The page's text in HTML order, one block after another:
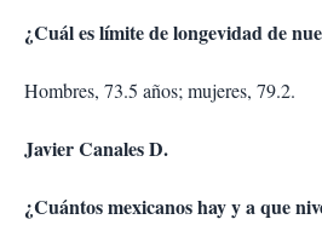
¿Cuál es límite de longevidad de
Hombres, 73.5 años; mujeres, 79.2.
Javier Canales D.
¿Cuántos mexicanos hay y a que